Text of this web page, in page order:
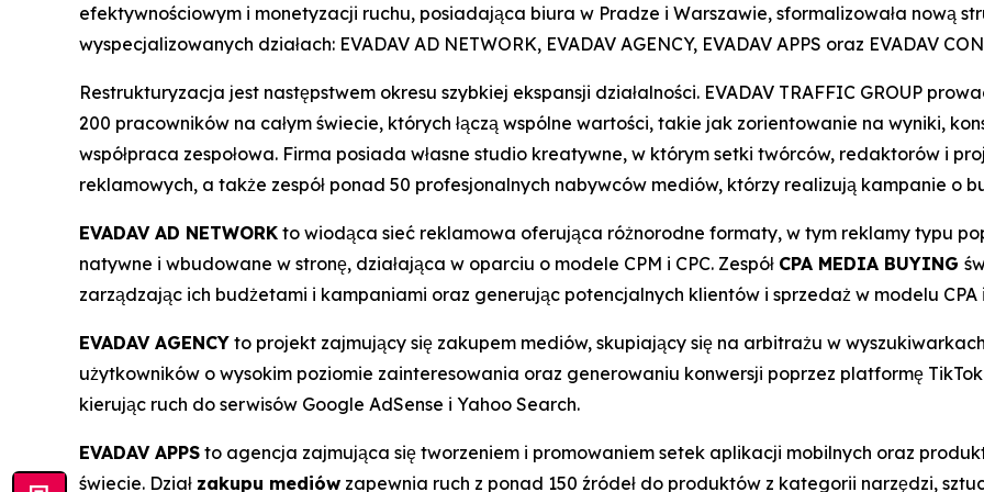
efektywnościowym i monetyzacji ruchu, posiadająca biura w Pradze i Warszawie, sformalizowała nową
wyspecjalizowanych działach: EVADAV AD NETWORK, EVADAV AGENCY, EVADAV APPS oraz EVADAV
Restrukturyzacja jest następstwem okresu szybkiej ekspansji działalności. EVADAV TRAFFIC GROUP
200 pracowników na całym świecie, których łączą wspólne wartości, takie jak zorientowanie na wyniki,
współpraca zespołowa. Firma posiada własne studio kreatywne, w którym setki twórców, redaktorów i
reklamowych, a także zespół ponad 50 profesjonalnych nabywców mediów, którzy realizują kampanie o
EVADAV AD NETWORK to wiodąca sieć reklamowa oferująca różnorodne formaty, w tym reklamy typu
natywne i wbudowane w stronę, działająca w oparciu o modele CPM i CPC. Zespół CPA MEDIA BUYING
zarządzając ich budżetami i kampaniami oraz generując potencjalnych klientów i sprzedaż w modelu CPA
EVADAV AGENCY to projekt zajmujący się zakupem mediów, skupiający się na arbitrażu w
użytkowników o wysokim poziomie zainteresowania oraz generowaniu konwersji poprzez platformę
kierując ruch do serwisów Google AdSense i Yahoo Search.
EVADAV APPS to agencja zajmująca się tworzeniem i promowaniem setek aplikacji mobilnych oraz
świecie. Dział zakupu mediów zapewnia ruch z ponad 150 źródeł do produktów z kategorii narzędzi,